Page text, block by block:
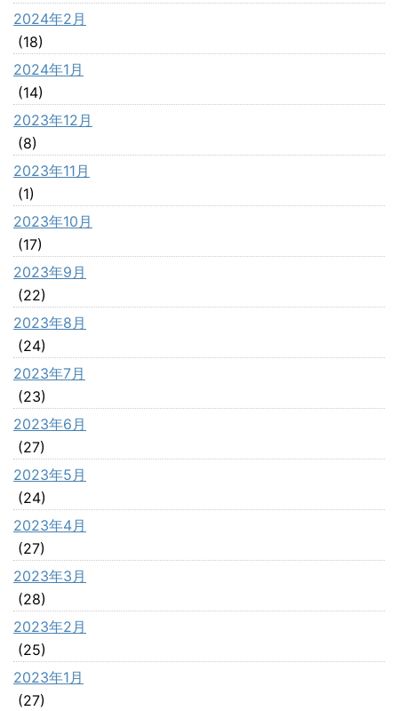
2024年2月
(18)
2024年1月
(14)
2023年12月
(8)
2023年11月
(1)
2023年10月
(17)
2023年9月
(22)
2023年8月
(24)
2023年7月
(23)
2023年6月
(27)
2023年5月
(24)
2023年4月
(27)
2023年3月
(28)
2023年2月
(25)
2023年1月
(27)